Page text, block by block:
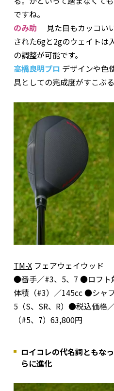
ですね。
のみ助 見た目もカッコい
された6gと2gのウェイトは
の調整が可能です。
高橋良明プロ デザインや色
具としての完成度がすこぶ
TM-X フェアウェイウッド
●番手／#3、5、7 ●ロフト
体積（#3）／145cc ●シャ
5（S、SR、R）●税込価格
（#5、7）63,800円
ロイコレの代名詞ともな
らに進化